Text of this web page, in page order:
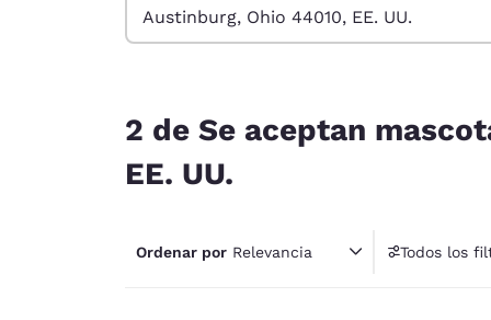
Región y
México
América
América
2 de Se aceptan
EE. UU.
Ordenar por Relevancia Todos los
1